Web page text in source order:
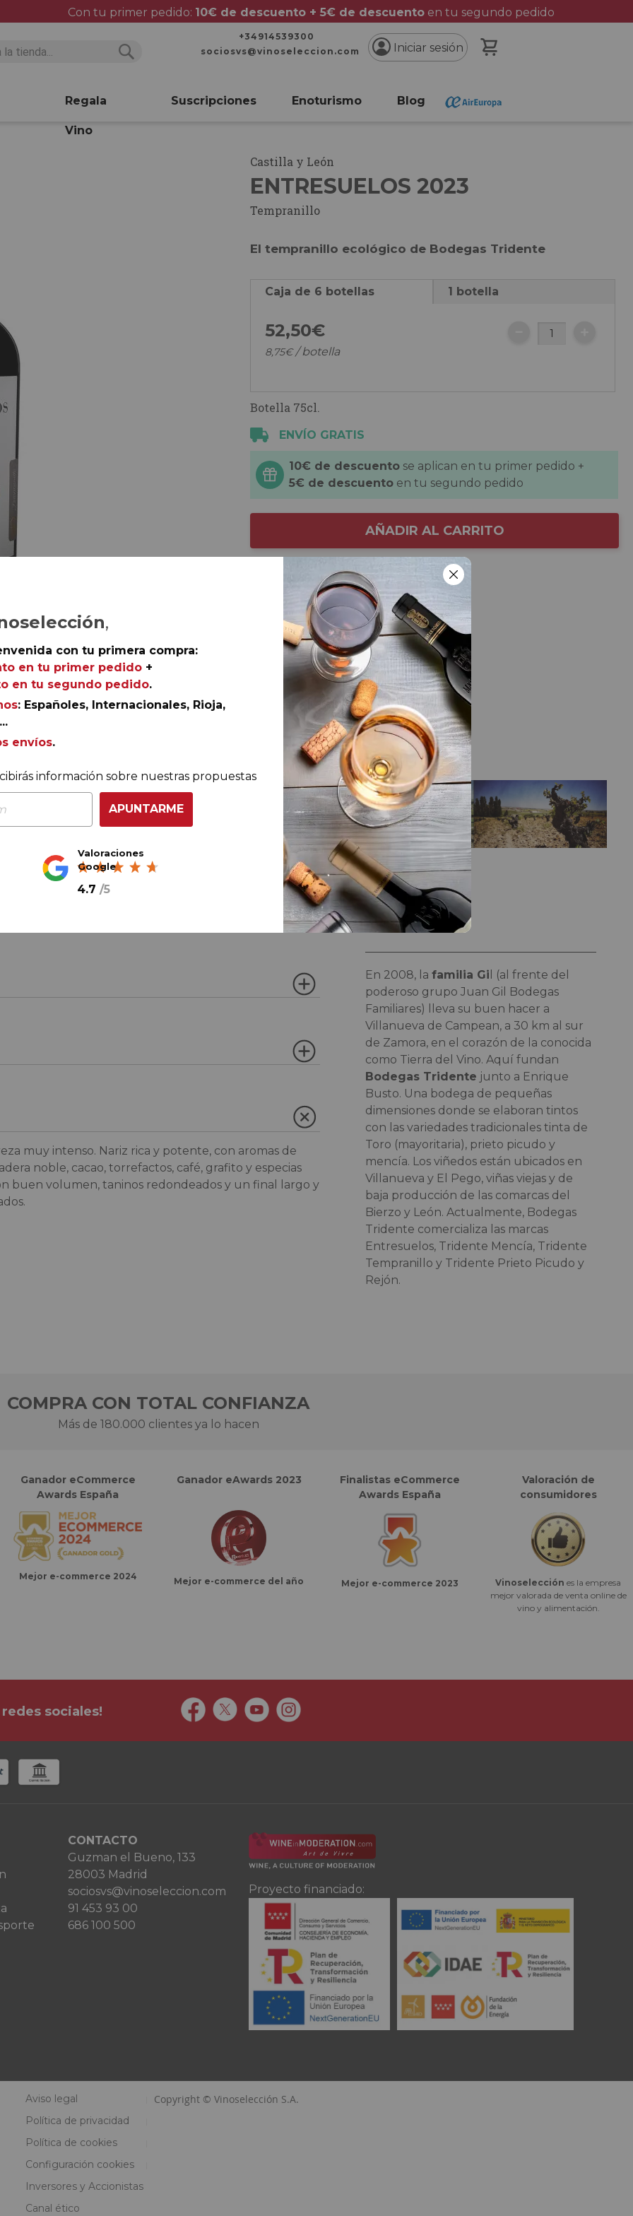
Con tu primer pedido: 10€ de descuento + 5€ de descuentoen tu segundo pedido
+34914539300
sociosvs@vinoseleccion.com
Iniciar sesión
Regala
Vino
Suscripciones Enoturismo Blog
Ref.
Castilla y León
ENTRESUELOS 2023
Tempranillo
El tempranillo ecológico de Bodegas Tridente
Caja de 6 botellas
52,50€
8,75€/ botella
1 botella
Botella 75cl.
ENVÍO GRATIS
10€ de descuento se aplican en tu primer pedido +
5€ de descuento en tu segundo pedido
AÑADIR AL CARRITO
que Bodegas Tridente custodia en Villanueva de
sobre suelos arenosos, estas viñas producen
en depósitos de acero inoxidable. Seis meses en
complejo y equilibrado, con buen volumen y una
torrefactos, especias).
muy intenso. Nariz rica y potente, con aromas de
noble, cacao, torrefactos, café, grafito y especias
buen volumen, taninos redondeados y un final largo y
LA BODEGA
Bodega
Bodegas Tridente
En 2008, la familia Gi l (al frente del
poderoso grupo Juan Gil Bodegas
Familiares) lleva su buen hacer a
Villanueva de Campean, a 30 km al sur
de Zamora, en el corazón de la conocida
como Tierra del Vino. Aquí fundan
Bodegas Tridente junto a Enrique
Busto. Una bodega de pequeñas
dimensiones donde se elaboran tintos
con las variedades tradicionales tinta de
Toro (mayoritaria), prieto picudo y
mencía. Los viñedos están ubicados en
Villanueva y El Pego, viñas viejas y de
baja producción de las comarcas del
Bierzo y León. Actualmente, Bodegas
Tridente comercializa las marcas
Entresuelos, Tridente Mencía, Tridente
Tempranillo y Tridente Prieto Picudo y
Rejón.
COMPRA CON TOTAL CONFIANZA
Más de 180.000 clientes ya lo hacen
Ganador eCommerce
Awards España
Mejor e-commerce 2024
Ganador eAwards 2023
Mejor e-commerce del año
Finalistas eCommerce
Awards España
Mejor e-commerce 2023
Valoración de
consumidores
Vinoselección es la empresa
mejor valorada de venta online de
vino y alimentación.
sociales!
CONTACTO
Guzman el Bueno, 133
28003 Madrid
sociosvs@vinoseleccion.com
91 453 93 00
686 100 500
Proyecto financiado:
Aviso legal
Política de privacidad
Política de cookies
Configuración cookies
Inversores y Accionistas
Canal ético
Copyright © Vinoselección S.A.
,
con tu primera compra:
en tu primer pedido+
en tu segundo pedido.
: Españoles, Internacionales, Rioja,
envíos.
información sobre nuestras propuestas
APUNTARME
Valoraciones
Google
4.7 /5